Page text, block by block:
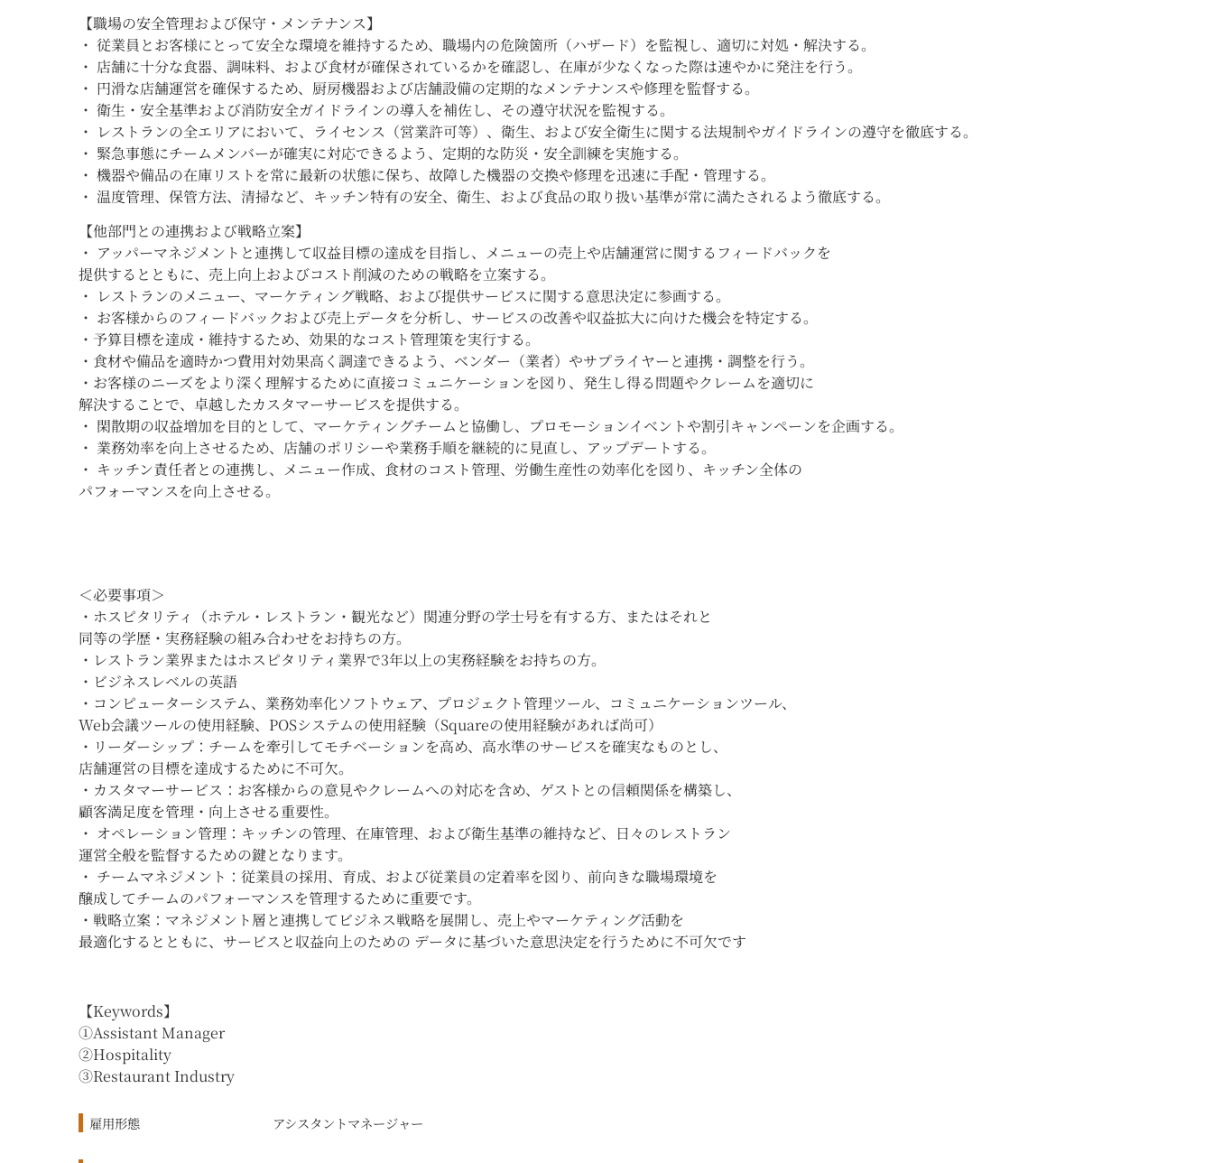
【職場の安全管理および保守・メンテナンス】
・ 従業員とお客様にとって安全な環境を維持するため、職場内の危険箇所（ハザード）を監視し、適切に対処・解決する。
・ 店舗に十分な食器、調味料、および食材が確保されているかを確認し、在庫が少なくなった際は速やかに発注を行う。
・ 円滑な店舗運営を確保するため、厨房機器および店舗設備の定期的なメンテナンスや修理を監督する。
・ 衛生・安全基準および消防安全ガイドラインの導入を補佐し、その遵守状況を監視する。
・ レストランの全エリアにおいて、ライセンス（営業許可等）、衛生、および安全衛生に関する法規制やガイドラインの遵守を徹底する。
・ 緊急事態にチームメンバーが確実に対応できるよう、定期的な防災・安全訓練を実施する。
・ 機器や備品の在庫リストを常に最新の状態に保ち、故障した機器の交換や修理を迅速に手配・管理する。
・ 温度管理、保管方法、清掃など、キッチン特有の安全、衛生、および食品の取り扱い基準が常に満たされるよう徹底する。
【他部門との連携および戦略立案】
・ アッパーマネジメントと連携して収益目標の達成を目指し、メニューの売上や店舗運営に関するフィードバックを
提供するとともに、売上向上およびコスト削減のための戦略を立案する。
・ レストランのメニュー、マーケティング戦略、および提供サービスに関する意思決定に参画する。
・ お客様からのフィードバックおよび売上データを分析し、サービスの改善や収益拡大に向けた機会を特定する。
・予算目標を達成・維持するため、効果的なコスト管理策を実行する。
・食材や備品を適時かつ費用対効果高く調達できるよう、ベンダー（業者）やサプライヤーと連携・調整を行う。
・お客様のニーズをより深く理解するために直接コミュニケーションを図り、発生し得る問題やクレームを適切に
解決することで、卓越したカスタマーサービスを提供する。
・ 閑散期の収益増加を目的として、マーケティングチームと協働し、プロモーションイベントや割引キャンペーンを企画する。
・ 業務効率を向上させるため、店舗のポリシーや業務手順を継続的に見直し、アップデートする。
・ キッチン責任者との連携し、メニュー作成、食材のコスト管理、労働生産性の効率化を図り、キッチン全体の
パフォーマンスを向上させる。
＜必要事項＞
・ホスピタリティ（ホテル・レストラン・観光など）関連分野の学士号を有する方、またはそれと
同等の学歴・実務経験の組み合わせをお持ちの方。
・レストラン業界またはホスピタリティ業界で3年以上の実務経験をお持ちの方。
・ビジネスレベルの英語
・コンピューターシステム、業務効率化ソフトウェア、プロジェクト管理ツール、コミュニケーションツール、
Web会議ツールの使用経験、POSシステムの使用経験（Squareの使用経験があれば尚可）
・リーダーシップ：チームを牽引してモチベーションを高め、高水準のサービスを確実なものとし、
店舗運営の目標を達成するために不可欠。
・カスタマーサービス：お客様からの意見やクレームへの対応を含め、ゲストとの信頼関係を構築し、
顧客満足度を管理・向上させる重要性。
・ オペレーション管理：キッチンの管理、在庫管理、および衛生基準の維持など、日々のレストラン
運営全般を監督するための鍵となります。
・ チームマネジメント：従業員の採用、育成、および従業員の定着率を図り、前向きな職場環境を
醸成してチームのパフォーマンスを管理するために重要です。
・戦略立案：マネジメント層と連携してビジネス戦略を展開し、売上やマーケティング活動を
最適化するとともに、サービスと収益向上のための データに基づいた意思決定を行うために不可欠です
【Keywords】
①Assistant Manager
②Hospitality
③Restaurant Industry
雇用形態 アシスタントマネージャー